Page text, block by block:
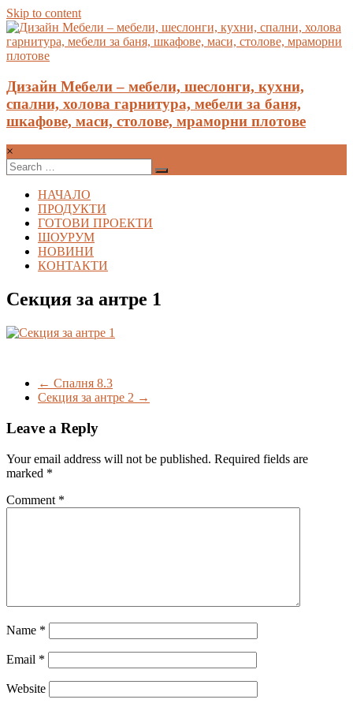
Skip to content
Дизайн Мебели – мебели, шеслонги, кухни,
спални, холова гарнитура, мебели за баня,
шкафове, маси, столове, мраморни плотове
×
НАЧАЛО
ПРОДУКТИ
ГОТОВИ ПРОЕКТИ
ШОУРУМ
НОВИНИ
КОНТАКТИ
Секция за антре 1
← Спалня 8.3
Секция за антре 2 →
Leave a Reply
Your email address will not be published. Required fields are
marked *
Comment *
Name *
Email *
Website